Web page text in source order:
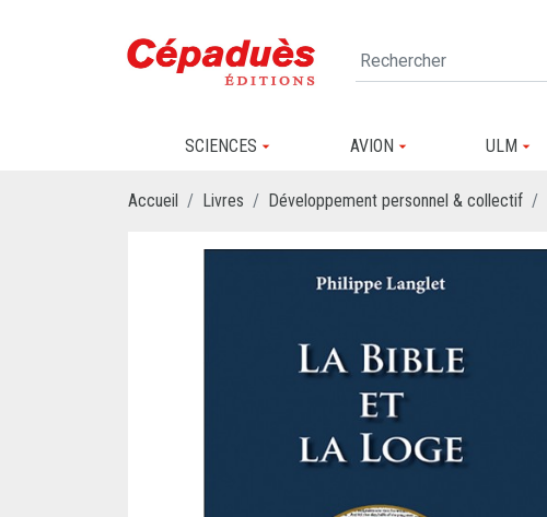
SCIENCES AVION ULM
Accueil Livres Développement personnel & collectif